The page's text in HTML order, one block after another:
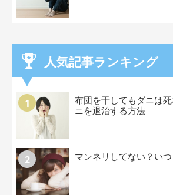
人気記事ランキング
布団を干してもダニは
ニを退治する方法
マンネリしてない？い